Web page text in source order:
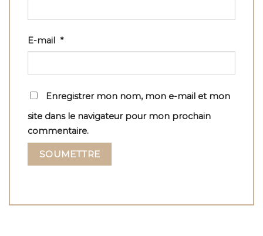
E-mail *
Enregistrer mon nom, mon e-mail et mon
site dans le navigateur pour mon prochain
commentaire.